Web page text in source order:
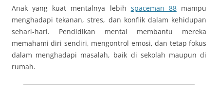
Anak yang kuat mentalnya lebih spaceman 88mampu
menghadapi tekanan, stres, dan konflik dalam kehidupan
sehari-hari. Pendidikan mental membantu mereka
memahami diri sendiri, mengontrol emosi, dan tetap fokus
dalam menghadapi masalah, baik di sekolah maupun di
rumah.